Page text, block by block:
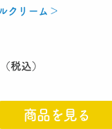
クリーム＞
税込）
商品を見る